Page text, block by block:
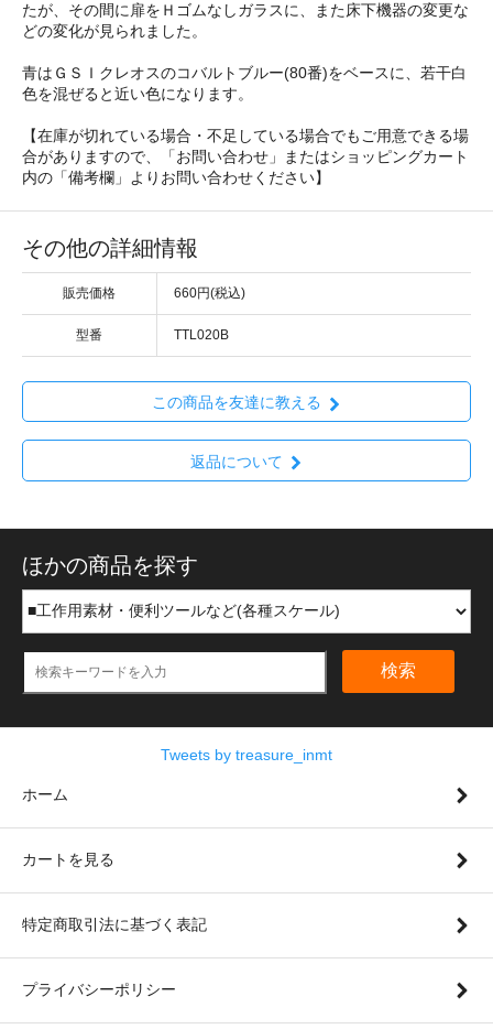
たが、その間に扉をＨゴムなしガラスに、また床下機器の変更な
どの変化が見られました。
青はＧＳＩクレオスのコバルトブルー(80番)をベースに、若干白
色を混ぜると近い色になります。
【在庫が切れている場合・不足している場合でもご用意できる場
合がありますので、「お問い合わせ」またはショッピングカート
内の「備考欄」よりお問い合わせください】
その他の詳細情報
販売価格 660円(税込)
型番 TTL020B
この商品を友達に教える
返品について
ほかの商品を探す
検索
Tweets by treasure_inmt
ホーム
カートを見る
特定商取引法に基づく表記
プライバシーポリシー